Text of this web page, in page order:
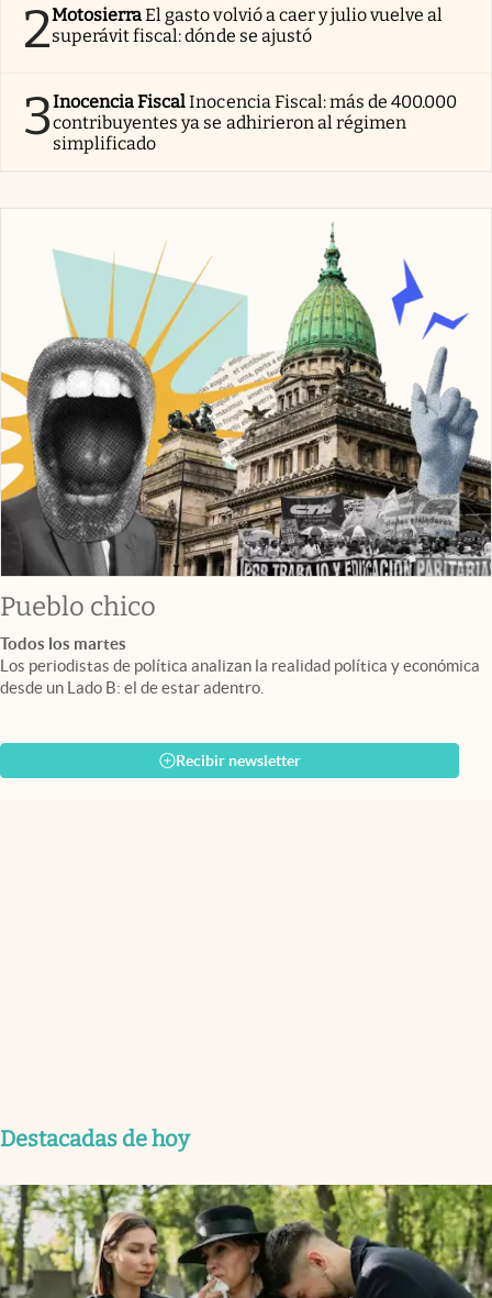
2MotosierraEl gasto volvió a caer y julio vuelve al
superávit fiscal: dónde se ajustó
3Inocencia FiscalInocencia Fiscal: más de 400.000
contribuyentes ya se adhirieron al régimen
simplificado
Pueblo chico
Todos los martes
Los periodistas de política analizan la realidad política y económica
desde un Lado B: el de estar adentro.
Recibir newsletter
Destacadas de hoy